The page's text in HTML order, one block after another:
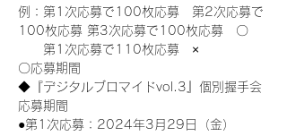
例：第1次応募で100枚応募　第2次応募で
100枚応募 第3次応募で100枚応募　〇
第1次応募で110枚応募　×
〇応募期間
◆『デジタルブロマイドvol.3』個別握手会
応募期間
●第1次応募：2024年3月29日（金）